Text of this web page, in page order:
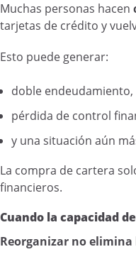
Muchas personas hacen
tarjetas de crédito y
Esto puede generar:
doble endeudamiento,
pérdida de control
y una situación aún
La compra de cartera
financieros.
Cuando la capacidad
Reorganizar no elimina